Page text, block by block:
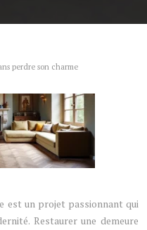
perdre son charme
est un projet passionnant qui
Restaurer une demeure